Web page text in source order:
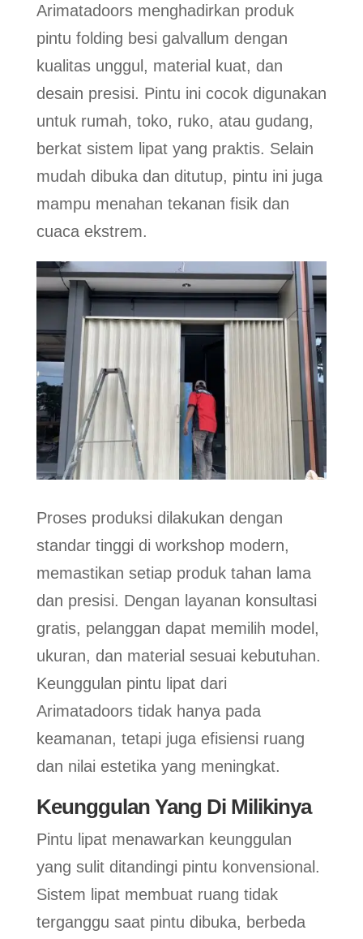
Arimatadoors menghadirkan produk
pintu folding besi galvallum dengan
kualitas unggul, material kuat, dan
desain presisi. Pintu ini cocok digunakan
untuk rumah, toko, ruko, atau gudang,
berkat sistem lipat yang praktis. Selain
mudah dibuka dan ditutup, pintu ini juga
mampu menahan tekanan fisik dan
cuaca ekstrem.
Proses produksi dilakukan dengan
standar tinggi di workshop modern,
memastikan setiap produk tahan lama
dan presisi. Dengan layanan konsultasi
gratis, pelanggan dapat memilih model,
ukuran, dan material sesuai kebutuhan.
Keunggulan pintu lipat dari
Arimatadoors tidak hanya pada
keamanan, tetapi juga efisiensi ruang
dan nilai estetika yang meningkat.
Keunggulan Yang Di Milikinya
Pintu lipat menawarkan keunggulan
yang sulit ditandingi pintu konvensional.
Sistem lipat membuat ruang tidak
terganggu saat pintu dibuka, berbeda